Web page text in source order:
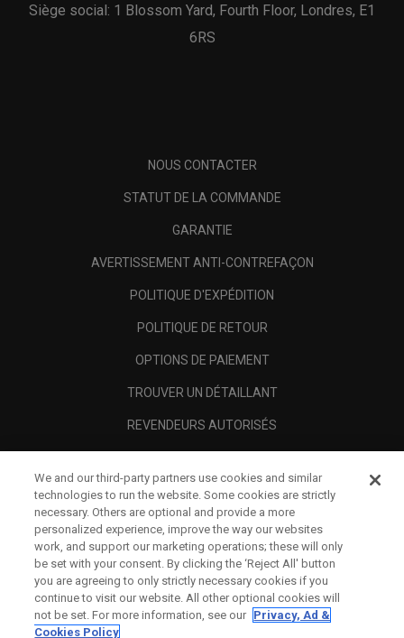
Siège social: 1 Blossom Yard, Fourth Floor, Londres, E1
6RS
NOUS CONTACTER
STATUT DE LA COMMANDE
GARANTIE
AVERTISSEMENT ANTI-CONTREFAÇON
POLITIQUE D'EXPÉDITION
POLITIQUE DE RETOUR
OPTIONS DE PAIEMENT
TROUVER UN DÉTAILLANT
REVENDEURS AUTORISÉS
A PROPOS
MENTIONS LÉGALES
We and our third-party partners use cookies and similar
technologies to run the website. Some cookies are strictly
necessary. Others are optional and provide a more
personalized experience, improve the way our websites
work, and support our marketing operations; these will only
be set with your consent. By clicking the ‘Reject All' button
you are agreeing to only strictly necessary cookies if you
continue to visit our website. All other optional cookies will
not be set. For more information, see our Privacy, Ad &
Cookies Policy